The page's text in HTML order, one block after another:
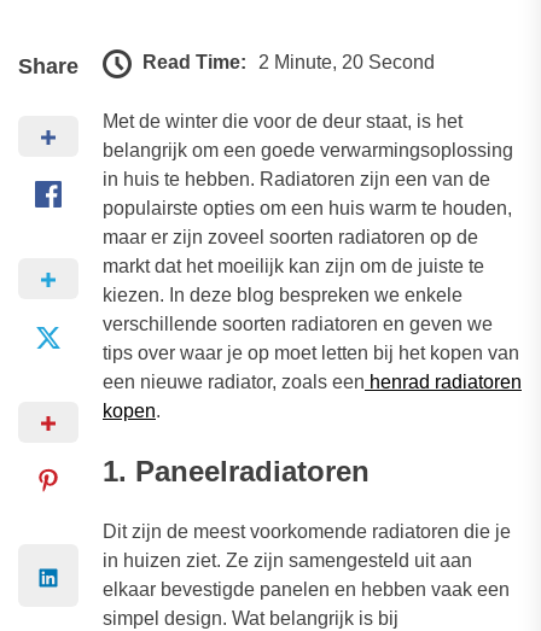
Share Read Time: 2 Minute, 20 Second
Met de winter die voor de deur staat, is het
belangrijk om een goede verwarmingsoplossing
in huis te hebben. Radiatoren zijn een van de
populairste opties om een huis warm te houden,
maar er zijn zoveel soorten radiatoren op de
markt dat het moeilijk kan zijn om de juiste te
kiezen. In deze blog bespreken we enkele
verschillende soorten radiatoren en geven we
tips over waar je op moet letten bij het kopen van
een nieuwe radiator, zoals een henrad radiatoren
kopen.
1. Paneelradiatoren
Dit zijn de meest voorkomende radiatoren die je
in huizen ziet. Ze zijn samengesteld uit aan
elkaar bevestigde panelen en hebben vaak een
simpel design. Wat belangrijk is bij